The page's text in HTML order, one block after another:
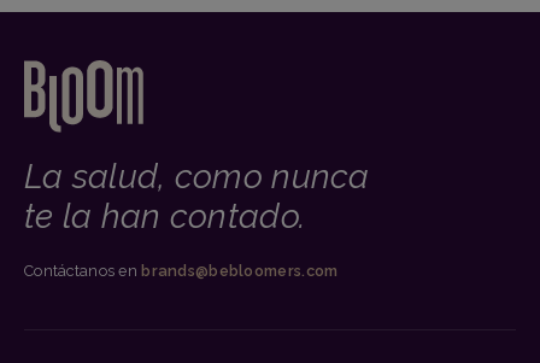
La salud, como nunca
te la han contado.
Contáctanos enbrands@bebloomers.com